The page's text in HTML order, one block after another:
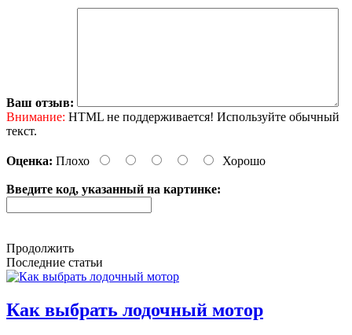
Ваш отзыв:
Внимание: HTML не поддерживается! Используйте обычный
текст.
Оценка: Плохо Хорошо
Введите код, указанный на картинке:
Продолжить
Последние статьи
Как выбрать лодочный мотор